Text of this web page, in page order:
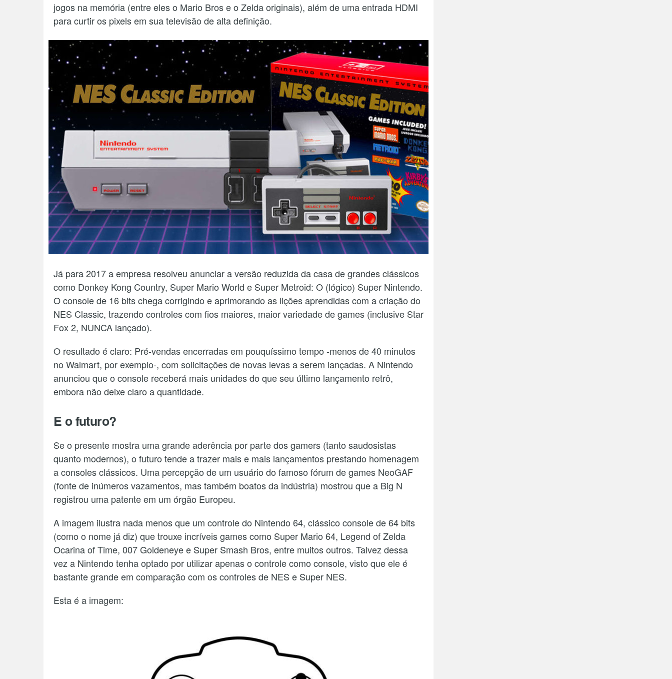
jogos na memória (entre eles o Mario Bros e o Zelda originais), além de uma entrada HDMI
para curtir os pixels em sua televisão de alta definição.
Já para 2017 a empresa resolveu anunciar a versão reduzida da casa de grandes clássicos
como Donkey Kong Country, Super Mario World e Super Metroid: O (lógico) Super Nintendo.
O console de 16 bits chega corrigindo e aprimorando as lições aprendidas com a criação do
NES Classic, trazendo controles com fios maiores, maior variedade de games (inclusive Star
Fox 2, NUNCA lançado).
O resultado é claro: Pré-vendas encerradas em pouquíssimo tempo -menos de 40 minutos
no Walmart, por exemplo-, com solicitações de novas levas a serem lançadas. A Nintendo
anunciou que o console receberá mais unidades do que seu último lançamento retrô,
embora não deixe claro a quantidade.
E o futuro?
Se o presente mostra uma grande aderência por parte dos gamers (tanto saudosistas
quanto modernos), o futuro tende a trazer mais e mais lançamentos prestando homenagem
a consoles clássicos. Uma percepção de um usuário do famoso fórum de games NeoGAF
(fonte de inúmeros vazamentos, mas também boatos da indústria) mostrou que a Big N
registrou uma patente em um órgão Europeu.
A imagem ilustra nada menos que um controle do Nintendo 64, clássico console de 64 bits
(como o nome já diz) que trouxe incríveis games como Super Mario 64, Legend of Zelda
Ocarina of Time, 007 Goldeneye e Super Smash Bros, entre muitos outros. Talvez dessa
vez a Nintendo tenha optado por utilizar apenas o controle como console, visto que ele é
bastante grande em comparação com os controles de NES e Super NES.
Esta é a imagem: